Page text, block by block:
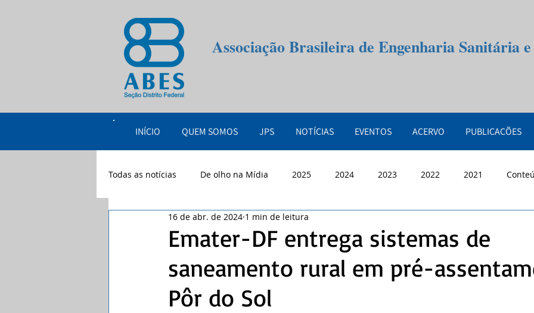
Associação Brasileira de Engenharia Sanitária
INÍCIO QUEM SOMOS JPS NOTÍCIAS EVENTOS ACERVO PUBLICAÇÕES
Todas as notícias De olho na Mídia 2025 2024 2023 2022 2021
2026
Emater-DF entrega sistemas de
saneamento rural em pré-
Pôr do Sol
16 de abr. de 2024 1 min de leitura